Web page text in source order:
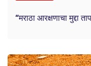
“मराठा आरक्षणाचा मुद्दा